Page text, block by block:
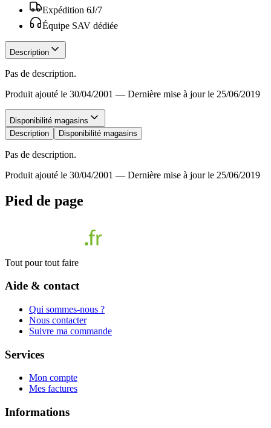
Expédition 6J/7
Équipe SAV dédiée
Description
Pas de description.
Produit ajouté le 30/04/2001 — Dernière mise à jour le 25/06/2019
Disponibilité magasins
Description
Disponibilité magasins
Pas de description.
Produit ajouté le 30/04/2001 — Dernière mise à jour le 25/06/2019
Pied de page
Tout pour tout faire
Aide & contact
Qui sommes-nous ?
Nous contacter
Suivre ma commande
Services
Mon compte
Mes factures
Informations